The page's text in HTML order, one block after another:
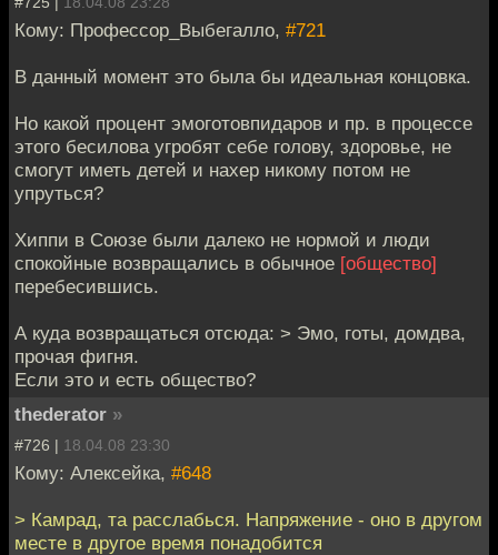
Кому: Профессор_Выбегалло, #721
В данный момент это была бы идеальная концовка.
Но какой процент эмоготовпидаров и пр. в процессе
этого бесилова угробят себе голову, здоровье, не
смогут иметь детей и нахер никому потом не
упруться?
Хиппи в Союзе были далеко не нормой и люди
спокойные возвращались в обычное [общество]
перебесившись.
А куда возвращаться отсюда: > Эмо, готы, домдва,
прочая фигня.
Если это и есть общество?
thederator »
#726 | 18.04.08 23:30
Кому: Алексейка, #648
> Камрад, та расслабься. Напряжение - оно в другом
месте в другое время понадобится